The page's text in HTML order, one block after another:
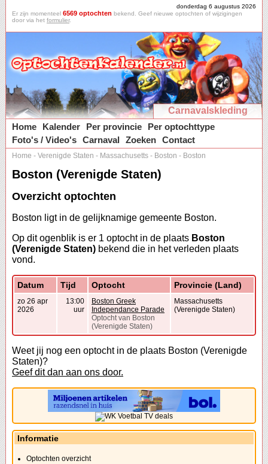
donderdag 6 augustus 2026
Er zijn momenteel 6569 optochten bekend. Geef nieuwe optochten of wijzigingen
door via het formulier.
Carnavalskleding
Home
Kalender Per provincie
Per optochttype
Foto's / Video's Carnaval Zoeken Contact
Home - Verenigde Staten - Massachusetts - Boston - Boston
Boston (Verenigde Staten)
Overzicht optochten
Boston ligt in de gelijknamige gemeente Boston.
Op dit ogenblik is er 1 optocht in de plaats Boston
(Verenigde Staten) bekend die in het verleden plaats
vond.
Datum Tijd Optocht Provincie (Land)
zo 26 apr
2026
13:00
uur
Boston Greek
Independance Parade
Optocht van Boston
(Verenigde Staten)
Massachusetts
(Verenigde Staten)
Weet jij nog een optocht in de plaats Boston (Verenigde
Staten)?
Geef dit dan aan ons door.
Informatie
Optochten overzicht